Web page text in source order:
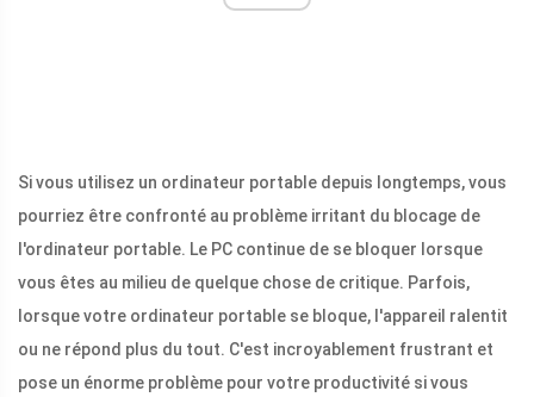
Si vous utilisez un ordinateur portable depuis longtemps, vous
pourriez être confronté au problème irritant du blocage de
l'ordinateur portable. Le PC continue de se bloquer lorsque
vous êtes au milieu de quelque chose de critique. Parfois,
lorsque votre ordinateur portable se bloque, l'appareil ralentit
ou ne répond plus du tout. C'est incroyablement frustrant et
pose un énorme problème pour votre productivité si vous